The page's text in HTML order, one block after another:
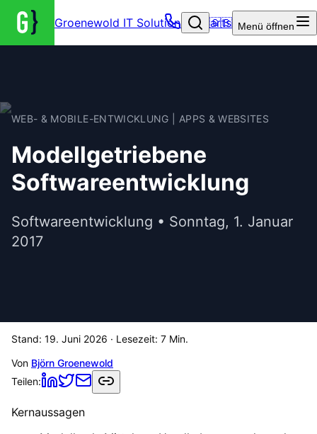
Groenewold IT Solutions – Startseite
🇬🇧 Menü öffnen
WEB- & MOBILE-ENTWICKLUNG | APPS & WEBSITES
Modellgetriebene
Softwareentwicklung
Softwareentwicklung • Sonntag, 1. Januar
2017
Stand: 19. Juni 2026 · Lesezeit: 7 Min.
Von Björn Groenewold
Teilen:
Kernaussagen